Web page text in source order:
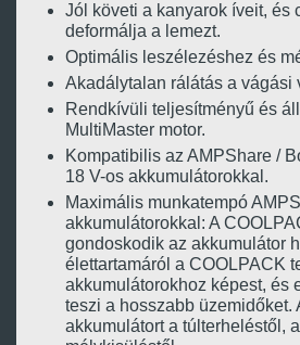
Jól követi a kanyarok íveit, és
deformálja a lemezt.
Optimális leszélezéshez és
Akadálytalan rálátás a vágási
Rendkívüli teljesítményű és
MultiMaster motor.
Kompatibilis az AMPShare /
18 V-os akkumulátorokkal.
Maximális munkatempó
akkumulátorokkal: A
gondoskodik az akkumulátor
élettartamáról a COOLPACK
akkumulátorokhoz képest, és
teszi a hosszabb üzemidőket.
akkumulátort a túlterheléstől,